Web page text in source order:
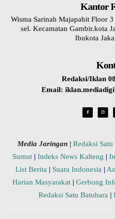
Kantor
Wisma Sarinah Majapahit Floor
sel. Kecamatan Gambir.kota
Ibukota
Redaksi/Iklan
Email:
Media Jaringan | Redaksi Satu
Sumut | Indeks News Kalteng |
List Berita | Suara Indonesia |
Harian Masyarakat | Gerbong
Redaksi Satu Batubara |